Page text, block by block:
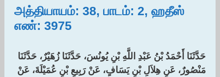
அத்தியாயம்: 38, பாடம்: 2, ஹதீஸ்
எண்: 3975
حَدَّثَنَا أَحْمَدُ بْنُ عَبْدِ اللَّهِ بْنِ يُونُسَ، حَدَّثَنَا زُهَيْرٌ، حَدَّثَنَا
مَنْصُورٌ، عَنِ هِلاَلِ بْنِ يَسَافٍ، عَنْ رَبِيعِ بْنِ عُمَيْلَةَ، عَنْ